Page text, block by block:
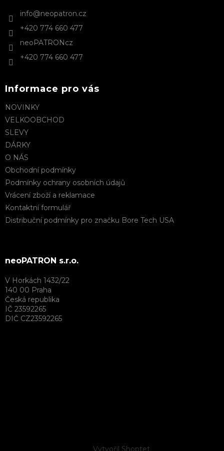
info@neopatron.cz
+420 774 660 477
neoPATRONcz
+420 774 660 477
Informace pro vás
NOVINKY
VELKOOBCHOD
SLEVY
DÁRKY
O NÁS
Obchodní podmínky
Podmínky ochrany osobních údajů
Vrácení zboží a reklamace
Kontaktní formulář
Distribuční podmínky pro značku Bore Tech USA
neoPATRON s.r.o.
V Horkách 1432/22
140 00 Praha
Česká republika
IČ 23592265
DIČ CZ23592265
Vytvořil Shoptet